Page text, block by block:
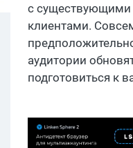
с
клиентами.
аудитории
подготовиться к